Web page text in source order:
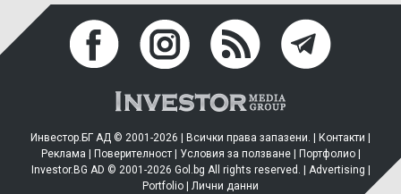
Инвестор.БГ АД © 2001-2026 | Всички права запазени. | Контакти
Реклама
Поверителност| Условия за ползване| Портфолио|
Investor.BG AD © 2001-2026 Gol.bg All rights reserved. | Advertising
Portfolio
Лични данни